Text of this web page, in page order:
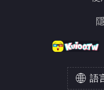
語